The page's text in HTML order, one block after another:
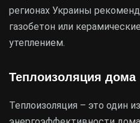
регионах Украины
газобетон или
утеплением.
Теплоизоляция дома
Теплоизоляция – это один